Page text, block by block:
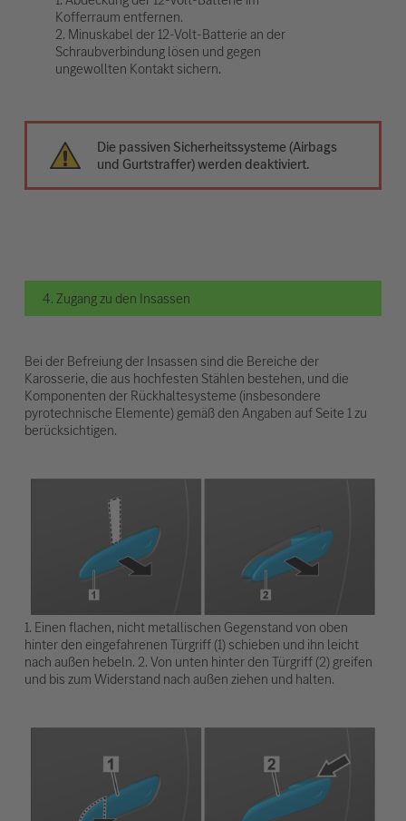
Kofferraum entfernen.
2. Minuskabel der 12-Volt-Batterie an der
Schraubverbindung lösen und gegen
ungewollten Kontakt sichern.
Die passiven Sicherheitssysteme (Airbags
und Gurtstraffer) werden deaktiviert.
4. Zugang zu den Insassen
Bei der Befreiung der Insassen sind die Bereiche der
Karosserie, die aus hochfesten Stählen bestehen, und die
Komponenten der Rückhaltesysteme (insbesondere
pyrotechnische Elemente) gemäß den Angaben auf Seite 1 zu
berücksichtigen.
1. Einen flachen, nicht metallischen Gegenstand von oben
hinter den eingefahrenen Türgriff (1) schieben und ihn leicht
nach außen hebeln. 2. Von unten hinter den Türgriff (2) greifen
und bis zum Widerstand nach außen ziehen und halten.